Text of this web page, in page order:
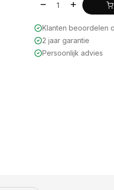
Klanten beoordelen
2 jaar garantie
Persoonlijk advies